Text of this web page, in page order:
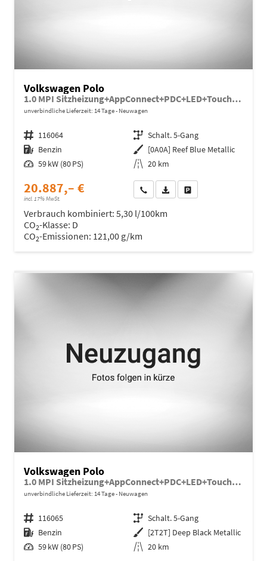
Volkswagen Polo
1.0 MPI Sitzheizung+AppConnect+PDC+LED+Touch+Lichtsensor+MultiLenkrad
unverbindliche Lieferzeit: 14 Tage Neuwagen
Fahrzeugnr. 116064 Getriebe Schalt. 5-Gang
Kraftstoff Benzin Außenfarbe [0A0A] Reef Blue Metallic
Leistung 59 kW (80 PS) Kilometerstand 20 km
20.887,– €
incl. 17% MwSt.
Wir rufen Sie anFahrzeugexposé (PDF)
Verbrauch kombiniert: 5,30 l/100km
CO2-Klasse: D
CO2-Emissionen: 121,00 g/km
Volkswagen Polo
1.0 MPI Sitzheizung+AppConnect+PDC+LED+Touch+Lichtsensor+MultiLenkrad
unverbindliche Lieferzeit: 14 Tage Neuwagen
Fahrzeugnr. 116065 Getriebe Schalt. 5-Gang
Kraftstoff Benzin Außenfarbe [2T2T] Deep Black Metallic
Leistung 59 kW (80 PS) Kilometerstand 20 km